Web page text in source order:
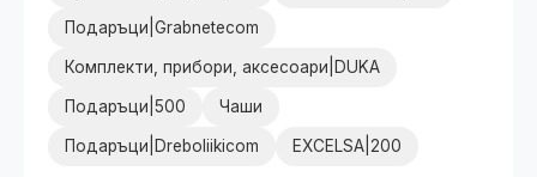
Подаръци|Grabnetecom
Комплекти, прибори, аксесоари|DUKA
Подаръци|500 Чаши
Подаръци|Dreboliikicom EXCELSA|200